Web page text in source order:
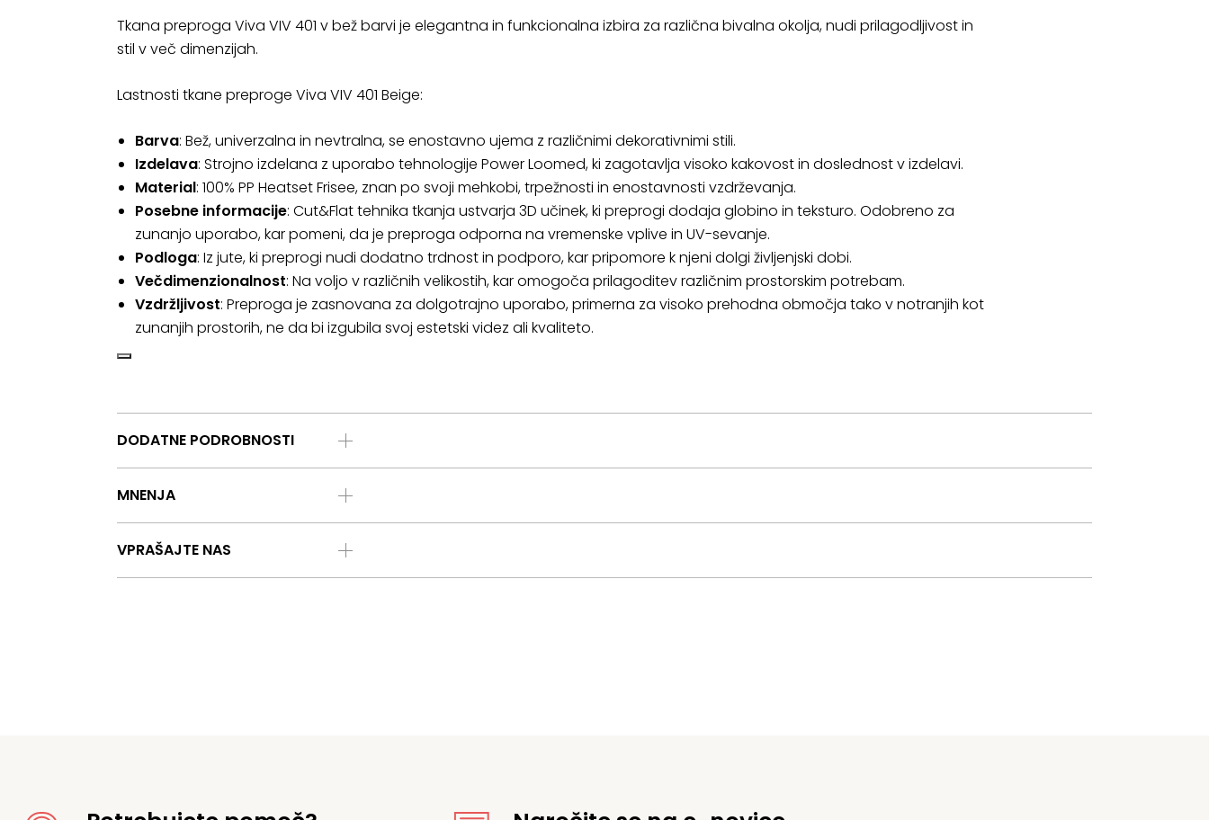
Tkana preproga Viva VIV 401 v bež barvi je elegantna in funkcionalna izbira za različna bivalna okolja, nudi prilagodljivost in
stil v več dimenzijah.
Lastnosti tkane preproge Viva VIV 401 Beige:
Barva: Bež, univerzalna in nevtralna, se enostavno ujema z različnimi dekorativnimi stili.
Izdelava: Strojno izdelana z uporabo tehnologije Power Loomed, ki zagotavlja visoko kakovost in doslednost v izdelavi.
Material: 100% PP Heatset Frisee, znan po svoji mehkobi, trpežnosti in enostavnosti vzdrževanja.
Posebne informacije: Cut&Flat tehnika tkanja ustvarja 3D učinek, ki preprogi dodaja globino in teksturo. Odobreno za
zunanjo uporabo, kar pomeni, da je preproga odporna na vremenske vplive in UV-sevanje.
Podloga: Iz jute, ki preprogi nudi dodatno trdnost in podporo, kar pripomore k njeni dolgi življenjski dobi.
Večdimenzionalnost: Na voljo v različnih velikostih, kar omogoča prilagoditev različnim prostorskim potrebam.
Vzdržljivost: Preproga je zasnovana za dolgotrajno uporabo, primerna za visoko prehodna območja tako v notranjih kot
zunanjih prostorih, ne da bi izgubila svoj estetski videz ali kvaliteto.
DODATNE PODROBNOSTI
MNENJA
VPRAŠAJTE NAS